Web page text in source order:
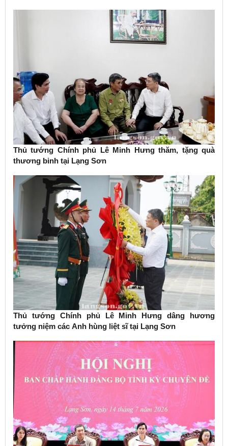
Thủ tướng Chính phủ Lê Minh Hưng thăm, tặng quà
thương binh tại Lạng Sơn
Thủ tướng Chính phủ Lê Minh Hưng dâng hương
tưởng niệm các Anh hùng liệt sĩ tại Lạng Sơn